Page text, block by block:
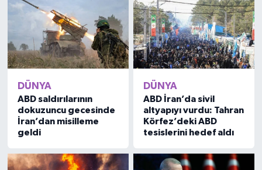
DÜNYA
ABD saldırılarının
dokuzuncu gecesinde
İran’dan misilleme
geldi
DÜNYA
ABD İran’da sivil
altyapıyı vurdu: Tahran
Körfez’deki ABD
tesislerini hedef aldı